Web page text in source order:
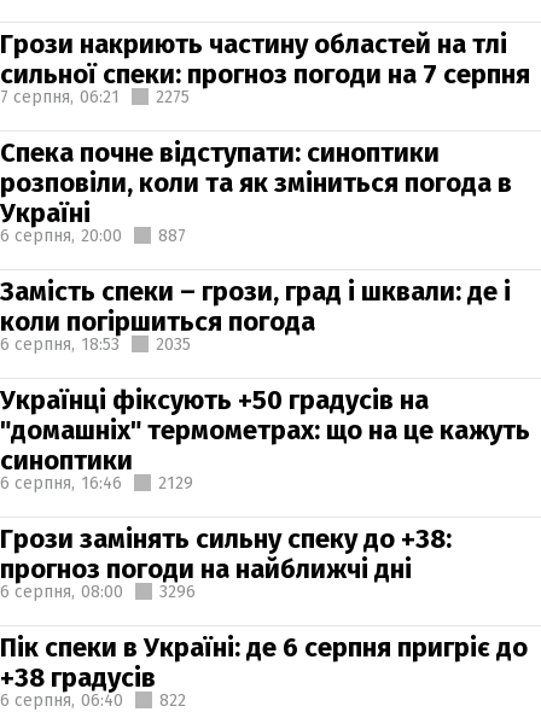
Грози накриють частину областей на тлі
сильної спеки: прогноз погоди на 7 серпня
7 серпня, 06:21 2275
Спека почне відступати: синоптики
розповіли, коли та як зміниться погода в
Україні
6 серпня, 20:00 887
Замість спеки – грози, град і шквали: де і
коли погіршиться погода
6 серпня, 18:53 2035
Українці фіксують +50 градусів на
"домашніх" термометрах: що на це кажуть
синоптики
6 серпня, 16:46 2129
Грози замінять сильну спеку до +38:
прогноз погоди на найближчі дні
6 серпня, 08:00 3296
Пік спеки в Україні: де 6 серпня пригріє до
+38 градусів
6 серпня, 06:40 822